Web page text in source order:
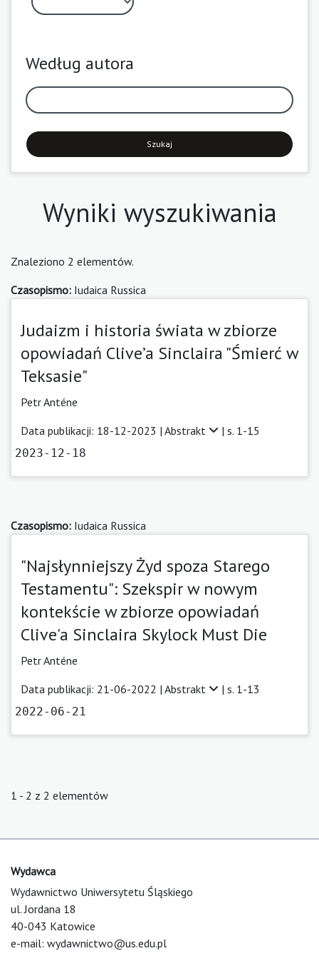
Według autora
Szukaj
Wyniki wyszukiwania
Znaleziono 2 elementów.
Czasopismo: Iudaica Russica
Judaizm i historia świata w zbiorze
opowiadań Clive’a Sinclaira "Śmierć w
Teksasie"
Petr Anténe
Data publikacji: 18-12-2023 | Abstrakt | s. 1-15
2023-12-18
Czasopismo: Iudaica Russica
"Najsłynniejszy Żyd spoza Starego
Testamentu": Szekspir w nowym
kontekście w zbiorze opowiadań
Clive'a Sinclaira Skylock Must Die
Petr Anténe
Data publikacji: 21-06-2022 | Abstrakt | s. 1-13
2022-06-21
1 - 2 z 2 elementów
Wydawca
Wydawnictwo Uniwersytetu Śląskiego
ul. Jordana 18
40-043 Katowice
e-mail: wydawnictwo@us.edu.pl